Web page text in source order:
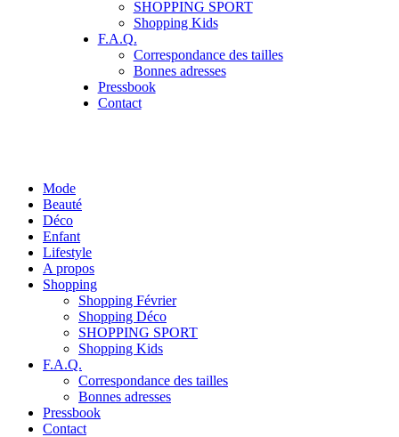
SHOPPING SPORT
Shopping Kids
F.A.Q.
Correspondance des tailles
Bonnes adresses
Pressbook
Contact
Mode
Beauté
Déco
Enfant
Lifestyle
A propos
Shopping
Shopping Février
Shopping Déco
SHOPPING SPORT
Shopping Kids
F.A.Q.
Correspondance des tailles
Bonnes adresses
Pressbook
Contact